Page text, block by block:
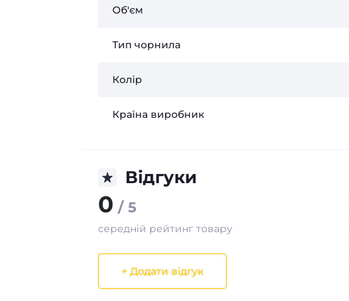
Об'єм
Тип чорнила
Колір
Країна виробник
Відгуки
0 / 5
середній рейтинг товару
+ Додати відгук